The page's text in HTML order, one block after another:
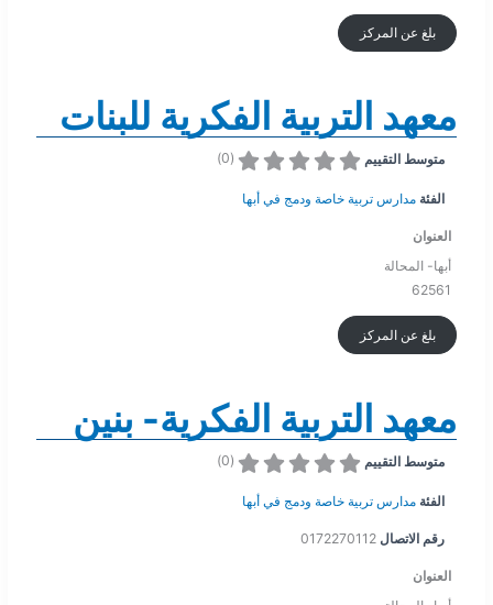
بلغ عن المركز
معهد التربية الفكرية للبنات
متوسط التقييم (
0
)
الفئة مدارس تربية خاصة ودمج في أبها
العنوان
أبها- المحالة
62561
بلغ عن المركز
معهد التربية الفكرية- بنين
متوسط التقييم (
0
)
الفئة مدارس تربية خاصة ودمج في أبها
رقم الاتصال 0172270112
العنوان